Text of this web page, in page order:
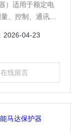
）适用于额定电
、控制、通讯、
同通讯模块适应
2026-04-23
在线留言